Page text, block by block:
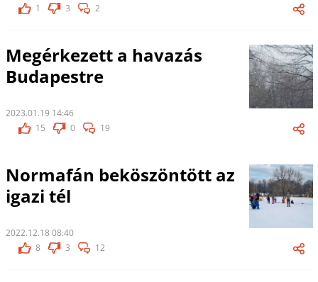
1
3 2
Megérkezett a havazás
Budapestre
2023.01.19 14:46
15
0 19
Normafán beköszöntött az
igazi tél
2022.12.18 08:40
8
3 12